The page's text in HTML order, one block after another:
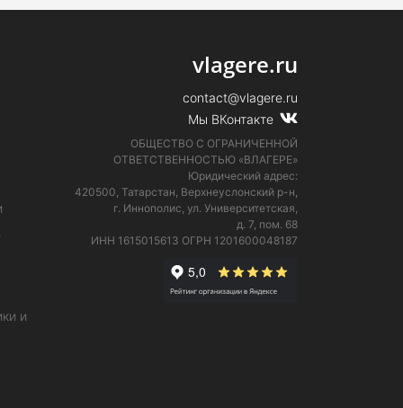
и
vlagere.ru
contact@vlagere.ru
Мы ВКонтакте
ОБЩЕСТВО С ОГРАНИЧЕННОЙ
ОТВЕТСТВЕННОСТЬЮ «ВЛАГЕРЕ»
Юридический адрес:
420500, Татарстан, Верхнеуслонский р-н,
г. Иннополис, ул. Университетская,
д. 7, пом. 68
ИНН 1615015613 ОГРН 1201600048187